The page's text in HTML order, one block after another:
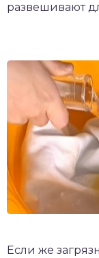
развешивают
Если же